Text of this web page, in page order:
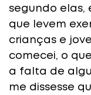
segundo elas,
que levem
crianças e
comecei, o
a falta de
me dissesse